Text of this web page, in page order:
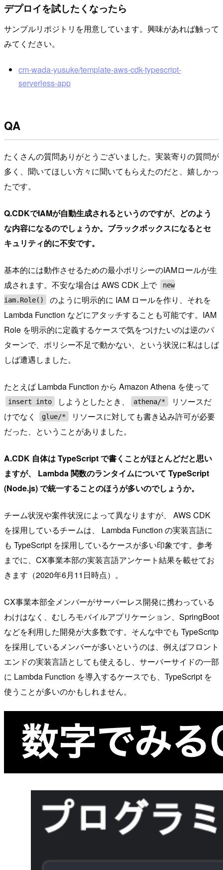
デプロイを試したくなったら
サンプルリポジトリを用意しています。興味があれば触って
みてください。
cm-wada-yusuke/template-aws-cdk-typescript-
serverless-app
QA
たくさんの質問ありがとうございました。実装寄りの質問が
多く、聞いてほしい方々に聞いてもらえたのだと、嬉しかっ
たです。
Q.CDKでIAMが自動生成されるというのですが、どのよう
な内容になるのでしょうか。ブラックボックスになるとセ
キュリティ的に不安です。
基本的には動作させるための最小ポリシーのIAMロールが生
成されます。不安な場合は AWS CDK 上で
new
iam.Role()
のように明示的に IAM ロールを作り、それを
Lambda Function などにアタッチすることも可能です。IAM
Role を明示的に定義するケースで気をつけたいのは逆のパ
ターンで、ポリシー不足で動かない、という状況に私はしば
しば遭遇しました。
たとえば Lambda Function から Amazon Athena を使って
insert into しようとしたとき、 athena/*
リソースだ
けでなく
glue/*
リソースに対しても書き込み許可が必要
だった、ということがありました。
A.CDK 自体は TypeScript で書くことがほとんどだと思い
ますが、 Lambda 関数のランタイムについて TypeScript
(Node.js) で統一することのほうが多いのでしょうか。
チーム状況や案件状況によって異なりますが、 AWS CDK
を採用しているチームは、 Lambda Function の実装言語に
も TypeScript を採用しているケースが多い印象です。参考
までに、CX事業本部の実装言語アンケート結果を載せてお
きます（2020年6月11日時点）。
CX事業本部全メンバーがサーバーレス開発に携わっている
わけはなく、むしろモバイルアプリケーション、SpringBoot
などを利用した開発が大多数です。そんな中でも TypeScritp
を採用しているメンバーが多いというのは、例えばフロント
エンドの実装言語としても使えるし、サーバーサイドの一部
に Lambda Function を導入するケースでも、TypeScript を
使うことが多いのかもしれません。